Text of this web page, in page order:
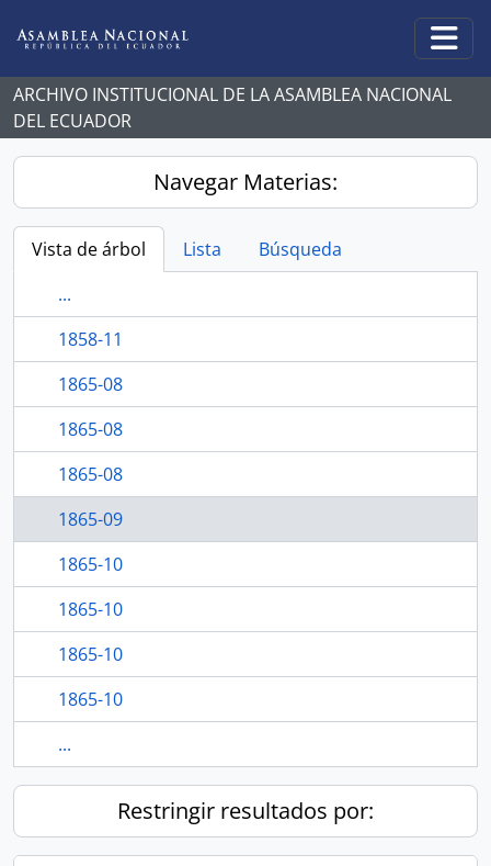
ARCHIVO INSTITUCIONAL DE LA ASAMBLEA NACIONAL
DEL ECUADOR
Navegar Materias:
Vista de árbol Lista
Búsqueda
...
1858-11
1865-08
1865-08
1865-08
1865-09
1865-10
1865-10
1865-10
1865-10
...
Restringir resultados por: